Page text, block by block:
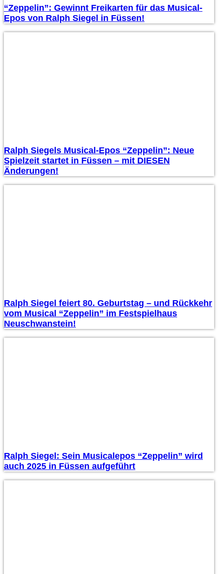
“Zeppelin”: Gewinnt Freikarten für das Musical-
Epos von Ralph Siegel in Füssen!
Ralph Siegels Musical-Epos “Zeppelin”: Neue
Spielzeit startet in Füssen – mit DIESEN
Änderungen!
Ralph Siegel feiert 80. Geburtstag – und Rückkehr
vom Musical “Zeppelin” im Festspielhaus
Neuschwanstein!
Ralph Siegel: Sein Musicalepos “Zeppelin” wird
auch 2025 in Füssen aufgeführt